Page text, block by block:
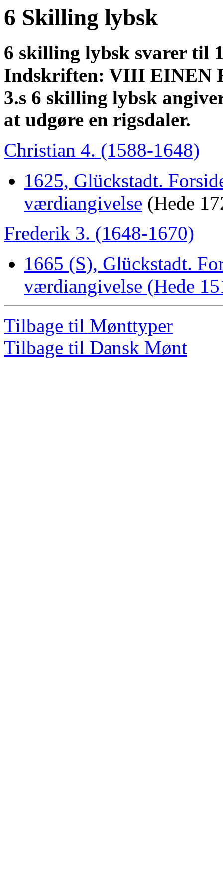
6 Skilling lybsk
6 skilling lybsk svarer til
Indskriften: VIII EINEN
3.s 6 skilling lybsk
at udgøre en rigsdaler.
Christian 4. (1588-1648)
1625, Glückstadt.
værdiangivelse (Hede
Frederik 3. (1648-1670)
1665 (S), Glückstadt.
værdiangivelse (Hede
Tilbage til Mønttyper
Tilbage til Dansk Mønt